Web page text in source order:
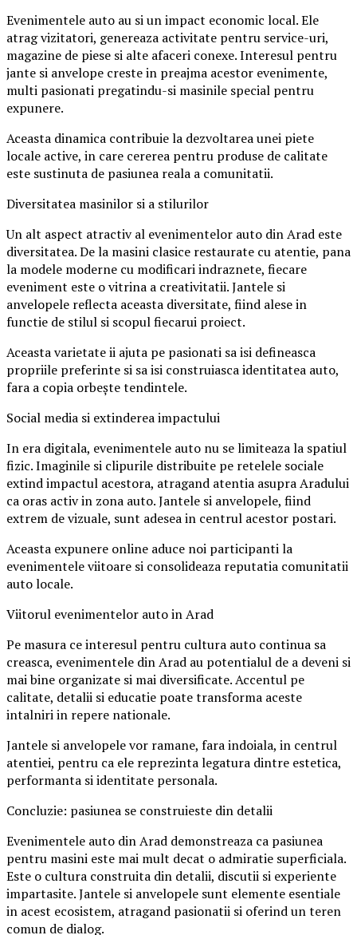
Evenimentele auto au si un impact economic local. Ele
atrag vizitatori, genereaza activitate pentru service-uri,
magazine de piese si alte afaceri conexe. Interesul pentru
jante si anvelope creste in preajma acestor evenimente,
multi pasionati pregatindu-si masinile special pentru
expunere.
Aceasta dinamica contribuie la dezvoltarea unei piete
locale active, in care cererea pentru produse de calitate
este sustinuta de pasiunea reala a comunitatii.
Diversitatea masinilor si a stilurilor
Un alt aspect atractiv al evenimentelor auto din Arad este
diversitatea. De la masini clasice restaurate cu atentie, pana
la modele moderne cu modificari indraznete, fiecare
eveniment este o vitrina a creativitatii. Jantele si
anvelopele reflecta aceasta diversitate, fiind alese in
functie de stilul si scopul fiecarui proiect.
Aceasta varietate ii ajuta pe pasionati sa isi defineasca
propriile preferinte si sa isi construiasca identitatea auto,
fara a copia orbește tendintele.
Social media si extinderea impactului
In era digitala, evenimentele auto nu se limiteaza la spatiul
fizic. Imaginile si clipurile distribuite pe retelele sociale
extind impactul acestora, atragand atentia asupra Aradului
ca oras activ in zona auto. Jantele si anvelopele, fiind
extrem de vizuale, sunt adesea in centrul acestor postari.
Aceasta expunere online aduce noi participanti la
evenimentele viitoare si consolideaza reputatia comunitatii
auto locale.
Viitorul evenimentelor auto in Arad
Pe masura ce interesul pentru cultura auto continua sa
creasca, evenimentele din Arad au potentialul de a deveni si
mai bine organizate si mai diversificate. Accentul pe
calitate, detalii si educatie poate transforma aceste
intalniri in repere nationale.
Jantele si anvelopele vor ramane, fara indoiala, in centrul
atentiei, pentru ca ele reprezinta legatura dintre estetica,
performanta si identitate personala.
Concluzie: pasiunea se construieste din detalii
Evenimentele auto din Arad demonstreaza ca pasiunea
pentru masini este mai mult decat o admiratie superficiala.
Este o cultura construita din detalii, discutii si experiente
impartasite. Jantele si anvelopele sunt elemente esentiale
in acest ecosistem, atragand pasionatii si oferind un teren
comun de dialog.